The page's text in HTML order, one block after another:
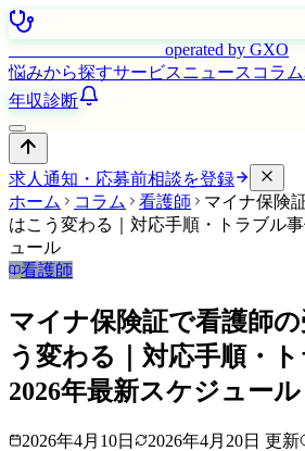
operated by GXO
悩みから探すサービスニュース コラム
年収診断
求人通知・応募前相談を登録
ホーム
コラム 看護師
マイナ保険
はこう変わる｜対応手順・トラブル
ュール
看護師
マイナ保険証で看護師
う変わる｜対応手順・ト
2026年最新スケジュール
2026年4月10日 2026年4月20日 更新